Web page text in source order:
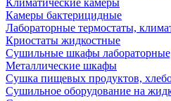
Климатические камеры
Камеры бактерицидные
Лабораторные термостаты,
Криостаты жидкостные
Сушильные шкафы
Металлические шкафы
Сушка пищевых продуктов,
Сушильное оборудование на